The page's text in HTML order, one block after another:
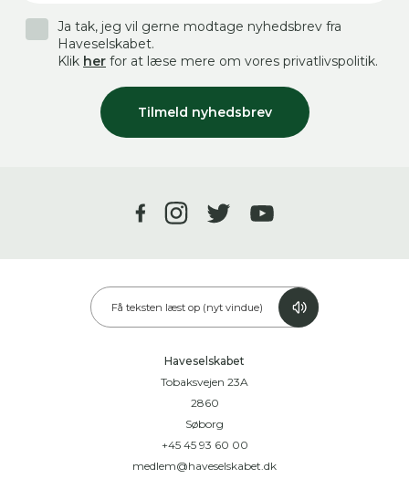
Tilmeld nyhedsbrev
Ja tak, jeg vil gerne modtage nyhedsbrev fra
Haveselskabet.
Klik her for at læse mere om vores privatlivspolitik.
Få teksten læst op (nyt vindue)
Haveselskabet
Tobaksvejen 23A
2860
Søborg
+45 45 93 60 00
medlem@haveselskabet.dk